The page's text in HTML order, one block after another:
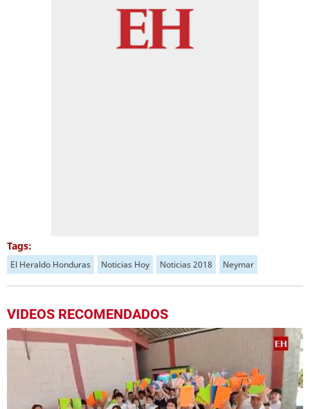
Tags:
El Heraldo Honduras Noticias Hoy Noticias 2018 Neymar
VIDEOS RECOMENDADOS